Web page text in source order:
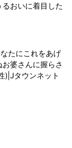
おいに着目した
たにこれをあげ
婆さんに握らさ
)|Jタウンネット